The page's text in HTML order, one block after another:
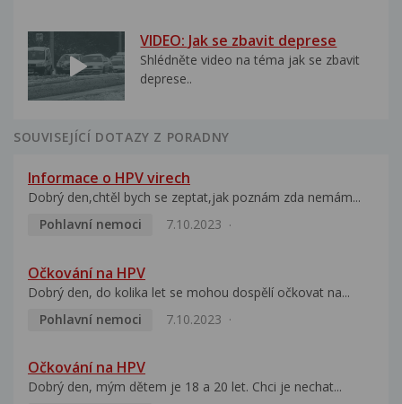
VIDEO: Jak se zbavit deprese
Shlédněte video na téma jak se zbavit
deprese..
SOUVISEJÍCÍ DOTAZY Z PORADNY
Informace o HPV virech
Dobrý den,chtěl bych se zeptat,jak poznám zda nemám...
Pohlavní nemoci
7.10.2023
Očkování na HPV
Dobrý den, do kolika let se mohou dospělí očkovat na...
Pohlavní nemoci
7.10.2023
Očkování na HPV
Dobrý den, mým dětem je 18 a 20 let. Chci je nechat...